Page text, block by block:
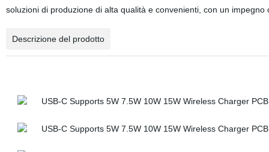
soluzioni di produzione di alta qualità e convenienti, con un
Descrizione del prodotto